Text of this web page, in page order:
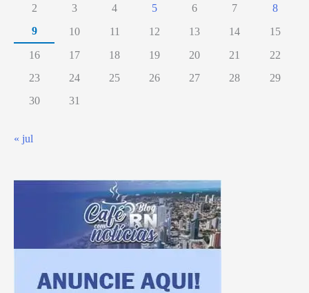
2
3 4 5 6 7
8
9
10 11 12 13 14
15
16
17 18 19 20 21
22
23
24 25 26 27 28
29
30
31
« jul